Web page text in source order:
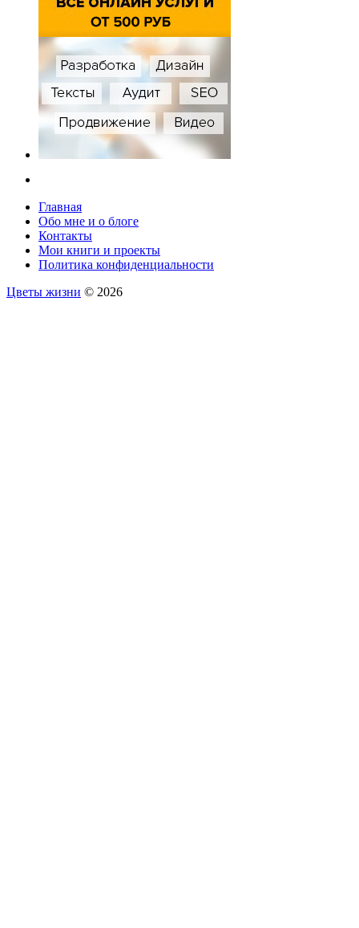
Главная
Обо мне и о блоге
Контакты
Мои книги и проекты
Политика конфиденциальности
Цветы жизни © 2026